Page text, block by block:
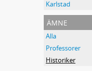
Karlstad
ämne
Alla
Professorer
Historiker